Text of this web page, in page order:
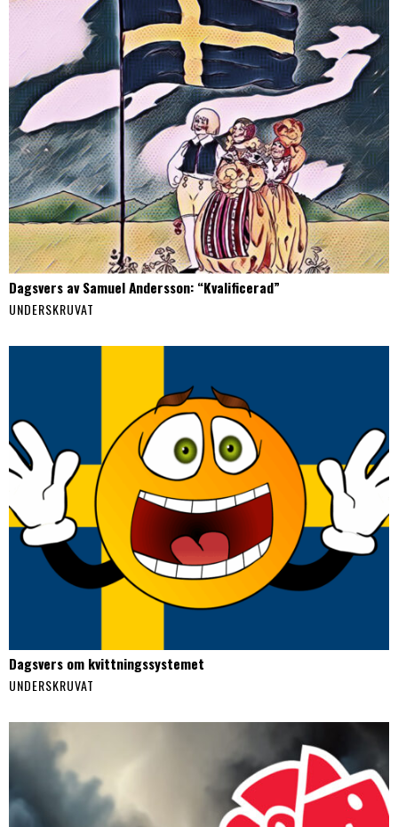
Dagsvers av Samuel Andersson: “Kvalificerad”
UNDERSKRUVAT
Dagsvers om kvittningssystemet
UNDERSKRUVAT